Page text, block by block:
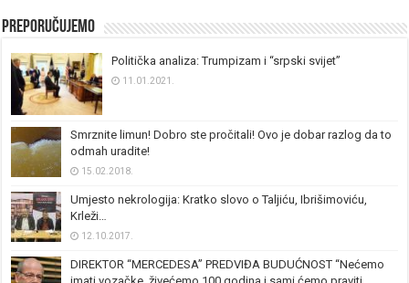
Preporučujemo
Politička analiza: Trumpizam i “srpski svijet”
11.01.2021.
Smrznite limun! Dobro ste pročitali! Ovo je dobar razlog da to
odmah uradite!
15.02.2018.
Umjesto nekrologija: Kratko slovo o Taljiću, Ibrišimoviću,
Krleži…
12.10.2017.
DIREKTOR “MERCEDESA” PREDVIĐA BUDUĆNOST “Nećemo